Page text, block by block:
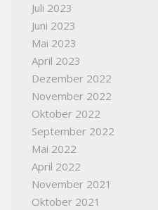
Juli 2023
Juni 2023
Mai 2023
April 2023
Dezember 2022
November 2022
Oktober 2022
September 2022
Mai 2022
April 2022
November 2021
Oktober 2021